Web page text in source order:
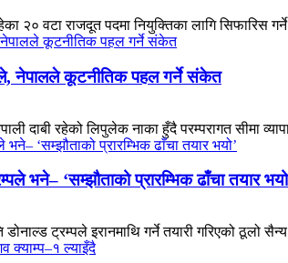
वटा राजदूत पदमा नियुक्तिका लागि सिफारिस
नेपालले कूटनीतिक पहल गर्ने संकेत
दाबी रहेको लिपुलेक नाका हुँदै परम्परागत सीमा
भने– ‘सम्झौताको प्रारम्भिक ढाँचा तयार
ट्रम्पले इरानमाथि गर्ने तयारी गरिएको ठूलो